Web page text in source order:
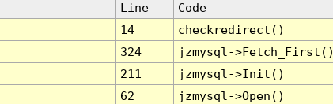
Line
Code
14
checkredirect()
324
jzmysql-
211
jzmysql->Init()
62
jzmysql->Open()